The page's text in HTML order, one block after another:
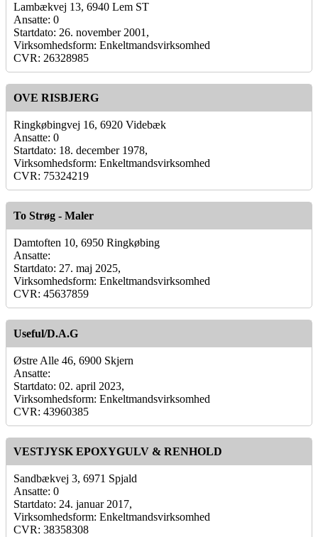
Lambækvej 13, 6940 Lem ST
Ansatte: 0
Startdato: 26. november 2001,
Virksomhedsform: Enkeltmandsvirksomhed
CVR: 26328985
OVE RISBJERG
Ringkøbingvej 16, 6920 Videbæk
Ansatte: 0
Startdato: 18. december 1978,
Virksomhedsform: Enkeltmandsvirksomhed
CVR: 75324219
To Strøg - Maler
Damtoften 10, 6950 Ringkøbing
Ansatte:
Startdato: 27. maj 2025,
Virksomhedsform: Enkeltmandsvirksomhed
CVR: 45637859
Useful/D.A.G
Østre Alle 46, 6900 Skjern
Ansatte:
Startdato: 02. april 2023,
Virksomhedsform: Enkeltmandsvirksomhed
CVR: 43960385
VESTJYSK EPOXYGULV & RENHOLD
Sandbækvej 3, 6971 Spjald
Ansatte: 0
Startdato: 24. januar 2017,
Virksomhedsform: Enkeltmandsvirksomhed
CVR: 38358308